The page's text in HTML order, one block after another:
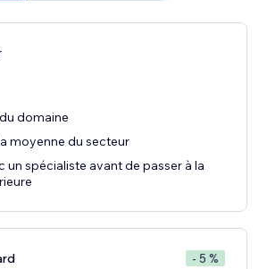
domaine
moyenne du secteur
un spécialiste avant de passer à la
- 5 %